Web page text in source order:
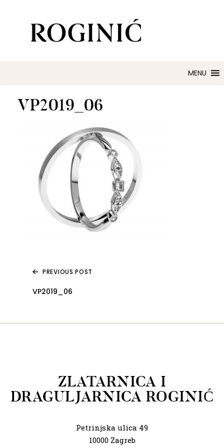
ZLATARNA ROGINIĆ
Zaručničko i vjenčano prstenje
MENU
VP2019_06
PREVIOUS POST
VP2019_06
ZLATARNICA I
DRAGULJARNICA ROGINIĆ
Petrinjska ulica 49
10000 Zagreb